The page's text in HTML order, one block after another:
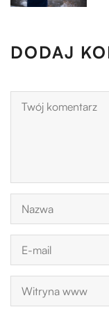
DODAJ